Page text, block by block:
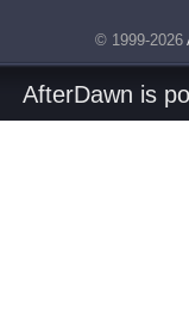
© 1999-2026
AfterDawn is